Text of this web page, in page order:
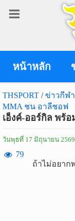
หน้าหลัก
THSPORT / ข่าวกีฬา
MMA ชน อาลีชอฟ
เอ็งค์-ออร์กิล พร้
วันพุธที่ 17 มิถุนายน 2569
79
ถ้าไม่อยาก
เข้า
เข้าสู่ระบบ
เข้าสู่ระบบด้วย
สมัคร
สมาชิก